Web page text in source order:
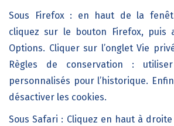
Sous Firefox : en haut de la
cliquez sur le bouton Firefox, puis
Options. Cliquer sur l’onglet Vie
Règles de conservation :
personnalisés pour l’historique.
désactiver les cookies.
Sous Safari : Cliquez en haut à